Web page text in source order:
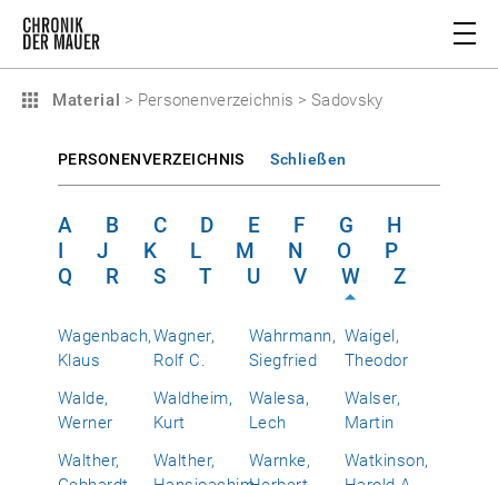
Material > Personenverzeichnis > Sadovsky
PERSONENVERZEICHNIS Schließen
A B C D E F G
H
I
J K L M N O
P
Q
R S T U V W Z
Wagenbach,
Klaus
Wagner,
Rolf C.
Wahrmann,
Siegfried
Waigel,
Theodor
Walde,
Werner
Waldheim,
Kurt
Walesa,
Lech
Walser,
Martin
Walther,
Walther,
Warnke,
Watkinson,